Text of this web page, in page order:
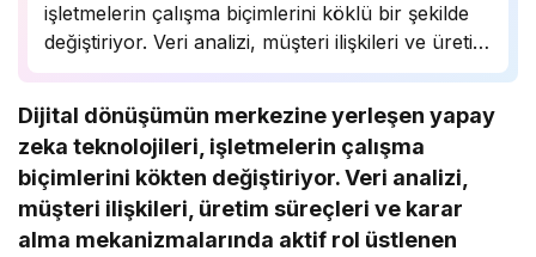
işletmelerin çalışma biçimlerini köklü bir şekilde
değiştiriyor. Veri analizi, müşteri ilişkileri ve üretim
süreçlerinde önemli bir rol oynayan yapay zeka,
Uzmanlar, bu teknolojinin önümüzdeki yıllarda
daha da yaygınlaşarak…
Dijital dönüşümün merkezine yerleşen yapay
zeka teknolojileri, işletmelerin çalışma
biçimlerini kökten değiştiriyor. Veri analizi,
müşteri ilişkileri, üretim süreçleri ve karar
alma mekanizmalarında aktif rol üstlenen